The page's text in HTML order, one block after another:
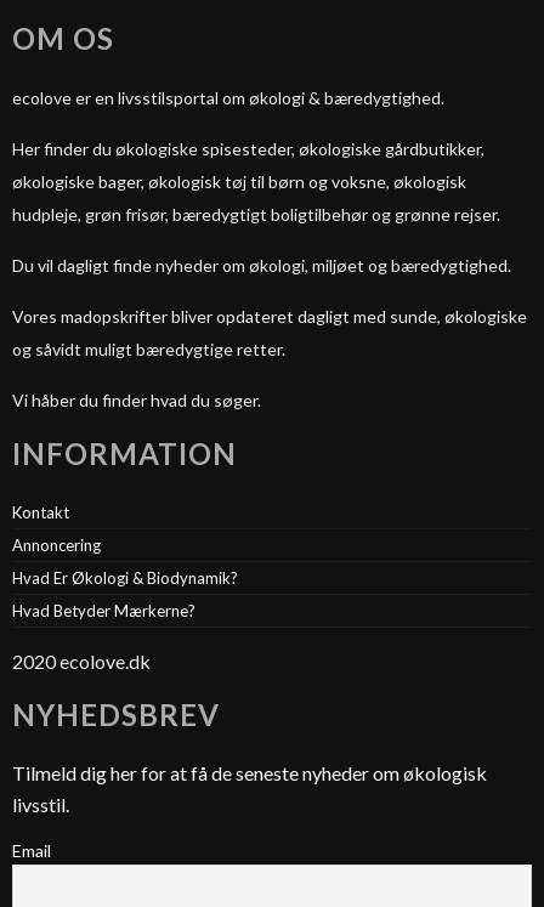
OM OS
ecolove er en livsstilsportal om økologi & bæredygtighed.
Her finder du økologiske spisesteder, økologiske gårdbutikker,
økologiske bager, økologisk tøj til børn og voksne, økologisk
hudpleje, grøn frisør, bæredygtigt boligtilbehør og grønne rejser.
Du vil dagligt finde nyheder om økologi, miljøet og bæredygtighed.
Vores madopskrifter bliver opdateret dagligt med sunde, økologiske
og såvidt muligt bæredygtige retter.
Vi håber du finder hvad du søger.
INFORMATION
Kontakt
Annoncering
Hvad Er Økologi & Biodynamik?
Hvad Betyder Mærkerne?
2020 ecolove.dk
NYHEDSBREV
Tilmeld dig her for at få de seneste nyheder om økologisk
livsstil.
Email